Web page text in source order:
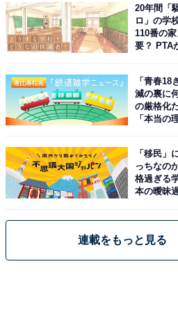
20年間「
ロ」の学
110番の
要？ PTA
「青春18
減の裏に
の厳格化
「本当の
「移民」
っちなの
格過ぎる
本の曖昧
連載をもっと見る